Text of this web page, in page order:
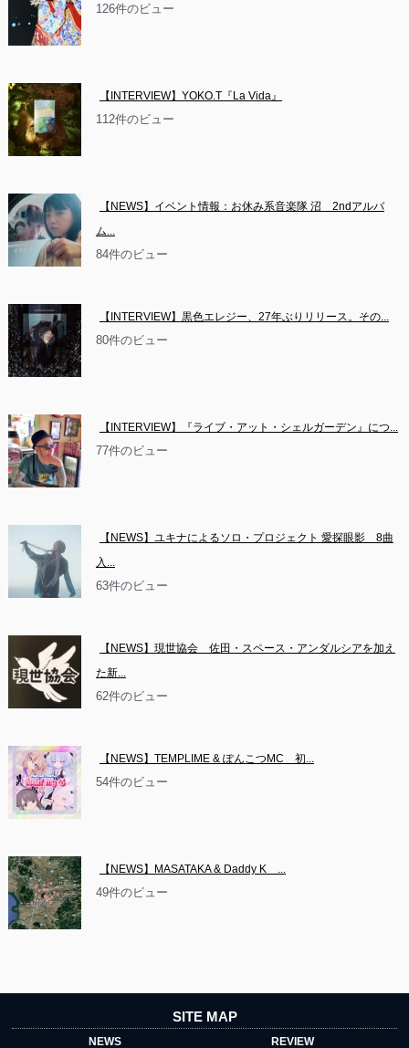
126件のビュー
【INTERVIEW】YOKO.T『La Vida』
112件のビュー
【NEWS】イベント情報：お休み系音楽隊 沼　2ndアルバ
ム...
84件のビュー
【INTERVIEW】黒色エレジー、27年ぶりリリース。その...
80件のビュー
【INTERVIEW】『ライブ・アット・シェルガーデン』につ...
77件のビュー
【NEWS】ユキナによるソロ・プロジェクト 愛探眼影　8曲
入...
63件のビュー
【NEWS】現世協会　佐田・スペース・アンダルシアを加え
た新...
62件のビュー
【NEWS】TEMPLIME & ぽんこつMC　初...
54件のビュー
【NEWS】MASATAKA & Daddy K　...
49件のビュー
SITE MAP
NEWS REVIEW